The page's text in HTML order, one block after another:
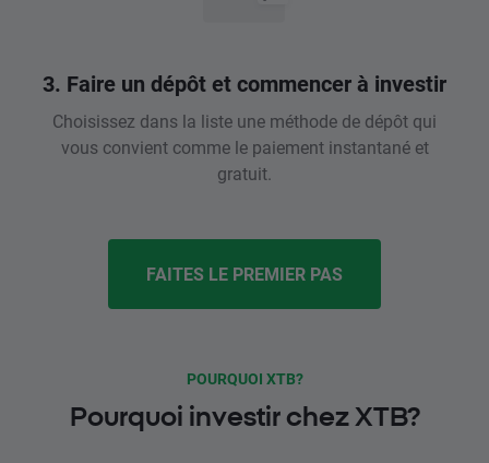
3. Faire un dépôt et commencer à investir
Choisissez dans la liste une méthode de dépôt qui
vous convient comme le paiement instantané et
gratuit.
FAITES LE PREMIER PAS
POURQUOI XTB?
Pourquoi investir chez XTB?